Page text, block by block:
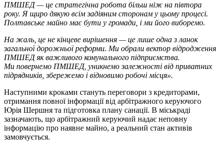
ПМШЕД — це стратегічна робота більш ніж на півтора
року. Я щиро дякую всім задіяним сторонам у цьому процесі.
Полтавське майно має бути у громади, і ми його виборемо.
На жаль, це не кінцеве вирішення — це лише одна з ланок
загальної дорожньої реформи. Ми обрали вектор відродження
ПМШЕД як важливого комунального підприємства.
Ми повернемо ПМШЕД, уникнемо залежності від приватних
підрядників, збережемо і відновимо робочі місця».
Наступними кроками стануть переговори з кредиторами,
отримання повної інформації від арбітражного керуючого
Юрія Шершня та підготовка плану санації. В міськраді
зазначають, що арбітражний керуючий надає неповну
інформацію про наявне майно, а реальний стан активів
замовчується.